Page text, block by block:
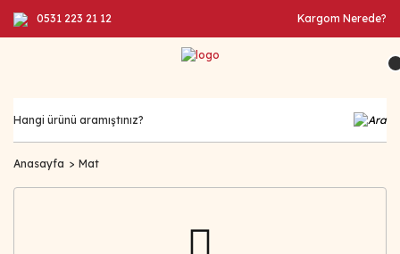
0531 223 21 12 Kargom Nerede?
Anasayfa Mat